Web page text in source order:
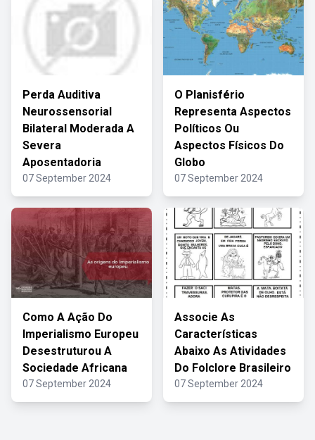
Perda Auditiva
Neurossensorial
Bilateral Moderada A
Severa
Aposentadoria
07 September 2024
O Planisfério
Representa Aspectos
Políticos Ou
Aspectos Físicos Do
Globo
07 September 2024
Como A Ação Do
Imperialismo Europeu
Desestruturou A
Sociedade Africana
07 September 2024
Associe As
Características
Abaixo As Atividades
Do Folclore Brasileiro
07 September 2024